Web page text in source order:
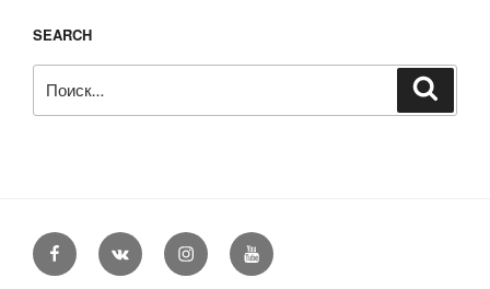
SEARCH
FacebookVK InstagramYouTube